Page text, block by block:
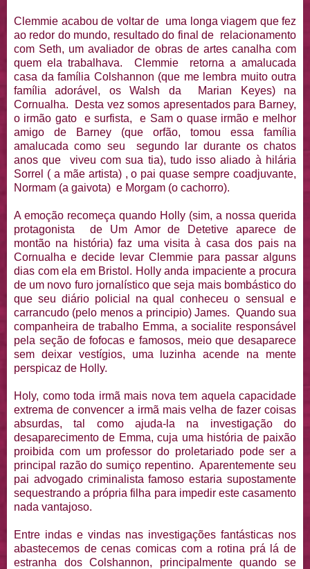
Clemmie acabou de voltar de uma longa viagem que fez
ao redor do mundo, resultado do final de relacionamento
com Seth, um avaliador de obras de artes canalha com
quem ela trabalhava. Clemmie retorna a amalucada
casa da família Colshannon (que me lembra muito outra
família adorável, os Walsh da Marian Keyes) na
Cornualha. Desta vez somos apresentados para Barney,
o irmão gato e surfista, e Sam o quase irmão e melhor
amigo de Barney (que orfão, tomou essa família
amalucada como seu segundo lar durante os chatos
anos que viveu com sua tia), tudo isso aliado à hilária
Sorrel ( a mãe artista) , o pai quase sempre coadjuvante,
Normam (a gaivota) e Morgam (o cachorro).
A emoção recomeça quando Holly (sim, a nossa querida
protagonista de Um Amor de Detetive aparece de
montão na história) faz uma visita à casa dos pais na
Cornualha e decide levar Clemmie para passar alguns
dias com ela em Bristol. Holly anda impaciente a procura
de um novo furo jornalístico que seja mais bombástico do
que seu diário policial na qual conheceu o sensual e
carrancudo (pelo menos a principio) James. Quando sua
companheira de trabalho Emma, a socialite responsável
pela seção de fofocas e famosos, meio que desaparece
sem deixar vestígios, uma luzinha acende na mente
perspicaz de Holly.
Holy, como toda irmã mais nova tem aquela capacidade
extrema de convencer a irmã mais velha de fazer coisas
absurdas, tal como ajuda-la na investigação do
desaparecimento de Emma, cuja uma história de paixão
proibida com um professor do proletariado pode ser a
principal razão do sumiço repentino. Aparentemente seu
pai advogado criminalista famoso estaria supostamente
sequestrando a própria filha para impedir este casamento
nada vantajoso.
Entre indas e vindas nas investigações fantásticas nos
abastecemos de cenas comicas com a rotina prá lá de
estranha dos Colshannon, principalmente quando se